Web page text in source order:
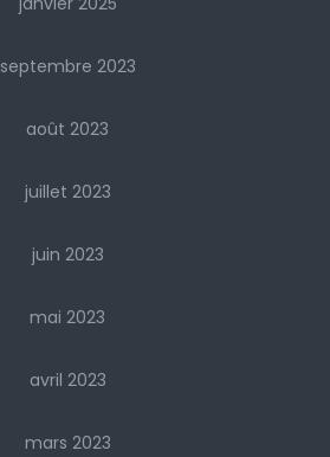
septembre 2023
août 2023
juillet 2023
juin 2023
mai 2023
avril 2023
mars 2023